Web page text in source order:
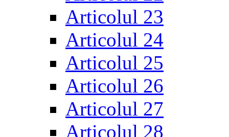
Articolul 23
Articolul 24
Articolul 25
Articolul 26
Articolul 27
Articolul 28